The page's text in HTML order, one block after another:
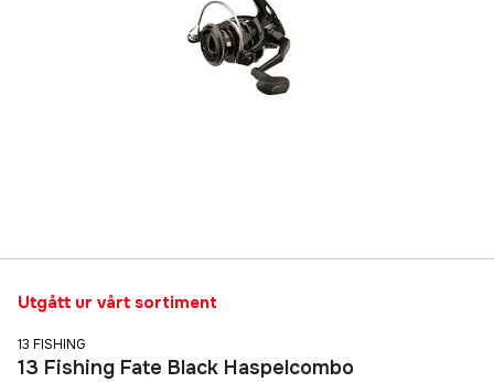
Utgått ur vårt sortiment
13 FISHING
13 Fishing Fate Black Haspelcombo